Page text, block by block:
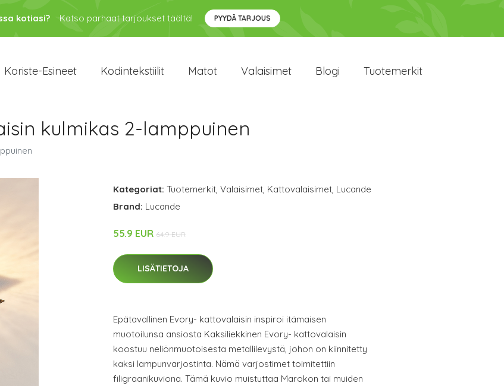
kotiasi? Katso parhaat tarjoukset täältä! PYYDÄ TARJOUS
Koriste-Esineet Kodintekstiilit Matot Valaisimet Blogi Tuotemerkit
kulmikas 2-lamppuinen
Kategoriat: Tuotemerkit, Valaisimet, Kattovalaisimet, Lucande
Brand: Lucande
55.9 EUR 64.9 EUR
LISÄTIETOJA
Epätavallinen Evory- kattovalaisin inspiroi itämaisen
muotoilunsa ansiosta Kaksiliekkinen Evory- kattovalaisin
koostuu neliönmuotoisesta metallilevystä, johon on kiinnitetty
kaksi lampunvarjostinta. Nämä varjostimet toimitettiin
filigraanikuviona. Tämä kuvio muistuttaa Marokon tai muiden